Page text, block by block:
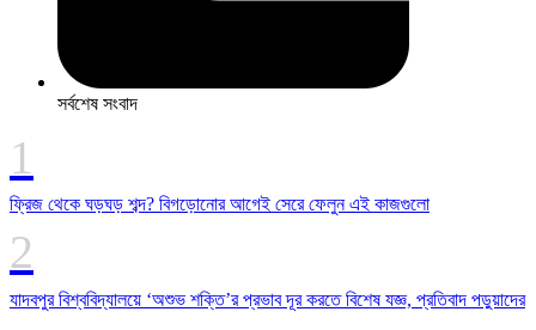
সর্বশেষ সংবাদ
ফ্রিজ থেকে ঘড়ঘড় শব্দ? বিগড়োনোর আগেই সেরে ফেলুন এই কাজগুলো
যাদবপুর বিশ্ববিদ্যালয়ে ‘অশুভ শক্তি’র প্রভাব দূর করতে বিশেষ যজ্ঞ, প্রতিবাদ পড়ুয়াদের